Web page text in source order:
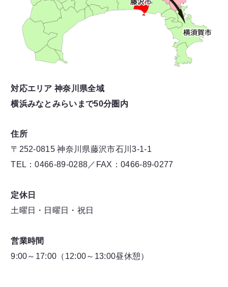
対応エリア 神奈川県全域
横浜みなとみらいまで50分圏内
住所
〒252-0815 神奈川県藤沢市石川3-1-1
TEL：0466-89-0288／FAX：0466-89-0277
定休日
土曜日・日曜日・祝日
営業時間
9:00～17:00（12:00～13:00昼休憩）